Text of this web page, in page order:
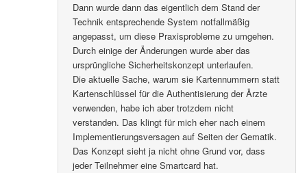
Dann wurde dann das eigentlich dem Stand der
Technik entsprechende System notfallmäßig
angepasst, um diese Praxisprobleme zu umgehen.
Durch einige der Änderungen wurde aber das
ursprüngliche Sicherheitskonzept unterlaufen.
Die aktuelle Sache, warum sie Kartennummern statt
Kartenschlüssel für die Authentisierung der Ärzte
verwenden, habe ich aber trotzdem nicht
verstanden. Das klingt für mich eher nach einem
Implementierungsversagen auf Seiten der Gematik.
Das Konzept sieht ja nicht ohne Grund vor, dass
jeder Teilnehmer eine Smartcard hat.